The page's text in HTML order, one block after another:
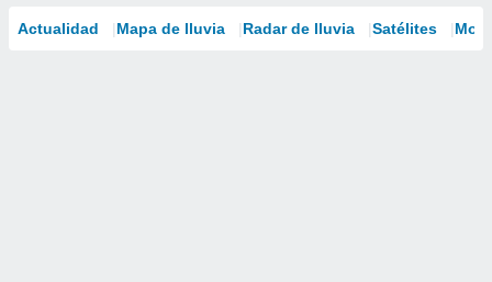
Actualidad Mapa de lluvia Radar de lluvia Satélites